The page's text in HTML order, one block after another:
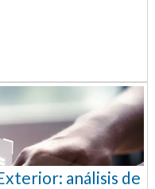
análisis de